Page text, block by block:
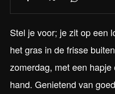
Stel je voor; je zit op een
het gras in de frisse
zomerdag, met een
hand. Genietend van